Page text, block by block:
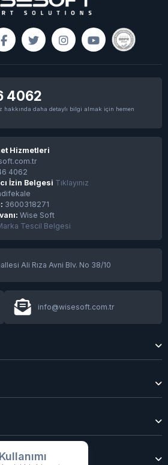
windows 11 etkinleştirme işlemi
kalıntılarını görüntüledi
ele geçirilen BTC’ler ile Ukrayna’ya
edecek!
başladı
Trendleri: Yapay Zeka, Blok Zinciri
4062
hakkında daha detaylı bilgi almak için hemen
Hizmetleri
4062
İzin Belgesi Tıklayınız
3600318271
Wise Soft
Tescil Belgesi
Ali Rıza Avni Blv. No 38/10
info@wisesoft.com.tr